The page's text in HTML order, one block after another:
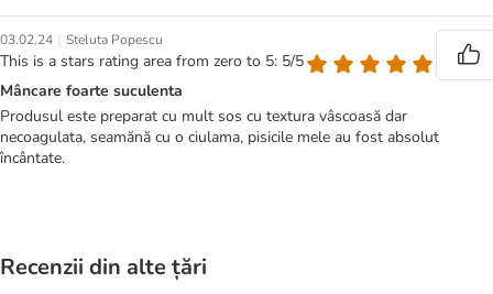
03.02.24 | Steluta Popescu
This is a stars rating area from zero to 5: 5/5
Mâncare foarte suculenta
Produsul este preparat cu mult sos cu textura vâscoasă dar
necoagulata, seamănă cu o ciulama, pisicile mele au fost absolut
încântate.
Recenzii din alte țări